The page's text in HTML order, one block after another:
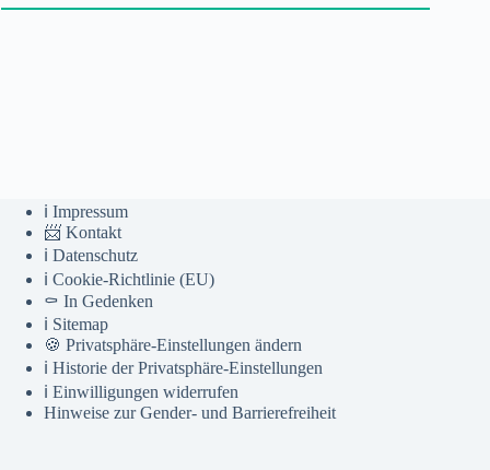
ℹ️ Impressum
📨 Kontakt
ℹ️ Datenschutz
ℹ️ Cookie-Richtlinie (EU)
⚰️ In Gedenken
ℹ️ Sitemap
🍪 Privatsphäre-Einstellungen ändern
ℹ️ Historie der Privatsphäre-Einstellungen
ℹ️ Einwilligungen widerrufen
Hinweise zur Gender- und Barrierefreiheit